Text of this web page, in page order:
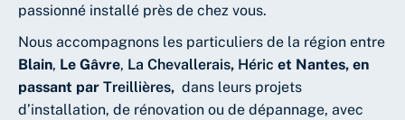
passionné installé près de chez vous.
Nous accompagnons les particuliers de la région entre
Blain, Le Gâvre, La Chevallerais, Héric et Nantes, en
passant par Treillières, dans leurs projets
d’installation, de rénovation ou de dépannage, avec